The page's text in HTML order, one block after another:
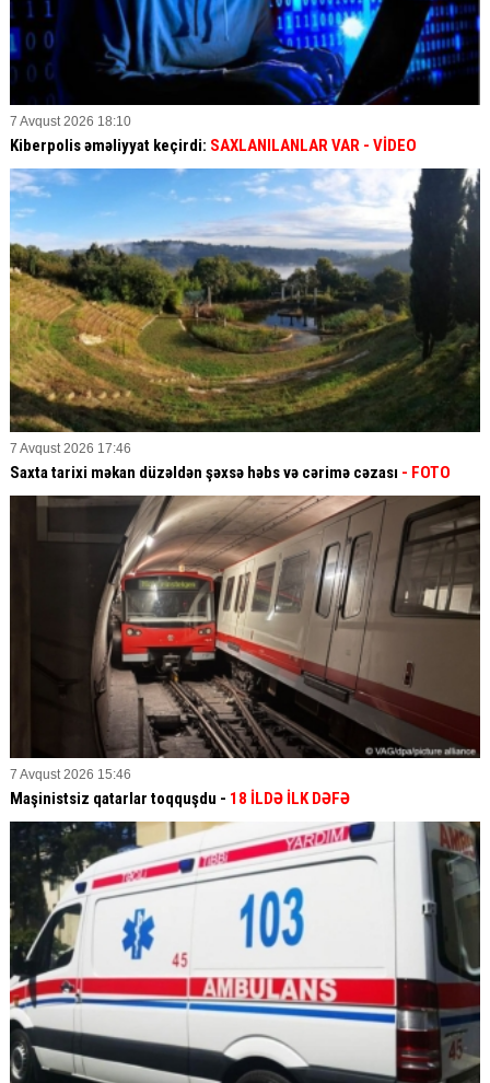
7 Avqust 2026 18:10
Kiberpolis əməliyyat keçirdi: SAXLANILANLAR VAR - VİDEO
7 Avqust 2026 17:46
Saxta tarixi məkan düzəldən şəxsə həbs və cərimə cəzası - FOTO
7 Avqust 2026 15:46
Maşinistsiz qatarlar toqquşdu - 18 İLDƏ İLK DƏFƏ